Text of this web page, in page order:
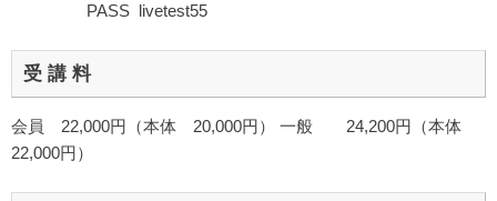
PASS livetest55
受 講 料
会員 22,000円（本体 20,000円） 一般 24,200円（本体
22,000円）